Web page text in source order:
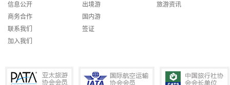
信息公开
商务合作
联系我们
加入我们
出境游
国内游
签证
旅游资讯